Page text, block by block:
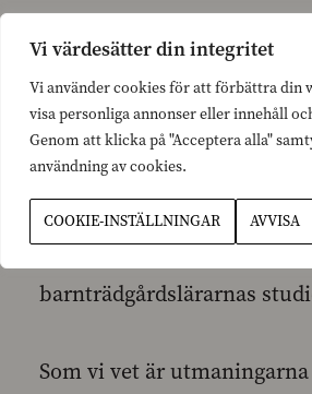
Vi värdesätter din integritet
Vi använder cookies för att förbättra din
visa personliga annonser eller innehåll
Genom att klicka på "Acceptera alla"
användning av cookies.
COOKIE-INSTÄLLNINGAR AVVISA
vi ta tillvara och stöda
begåvningar. Omgivningen
dessutom en viktig roll för
utveckling och fostran.
viktigt att samhälle och
barnträdgårdslärarnas
Som vi vet är